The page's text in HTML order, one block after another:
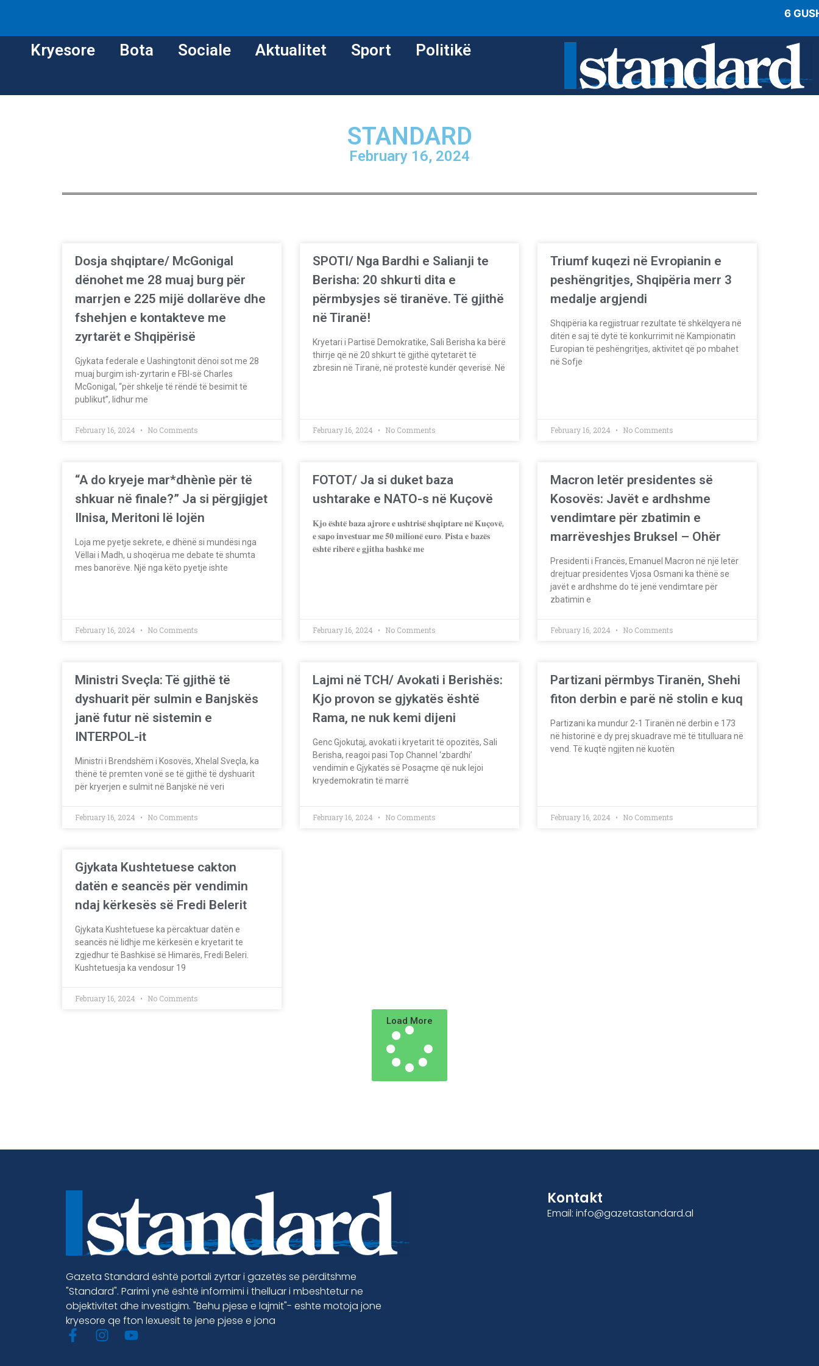
6
Kryesore Bota Sociale Aktualitet Sport Politikë
STANDARD
February 16, 2024
Dosja shqiptare/ McGonigal
dënohet me 28 muaj burg për
marrjen e 225 mijë dollarëve dhe
fshehjen e kontakteve me
zyrtarët e Shqipërisë
Gjykata federale e Uashingtonit dënoi sot me 28
muaj burgim ish-zyrtarin e FBI-së Charles
McGonigal, “për shkelje të rëndë të besimit të
publikut”, lidhur me
February 16, 2024 No Comments
SPOTI/ Nga Bardhi e Salianji te
Berisha: 20 shkurti dita e
përmbysjes së tiranëve. Të gjithë
në Tiranë!
Kryetari i Partisë Demokratike, Sali Berisha ka bërë
thirrje që në 20 shkurt të gjithë qytetarët të
zbresin në Tiranë, në protestë kundër qeverisë. Në
February 16, 2024 No Comments
Triumf kuqezi në Evropianin e
peshëngritjes, Shqipëria merr 3
medalje argjendi
Shqipëria ka regjistruar rezultate të shkëlqyera në
ditën e saj të dytë të konkurrimit në Kampionatin
Europian të peshëngritjes, aktivitet që po mbahet
në Sofje
February 16, 2024 No Comments
“A do kryeje mar*dhènìe për të
shkuar në finale?” Ja si përgjigjet
Ilnisa, Meritoni lë lojën
Loja me pyetje sekrete, e dhënë si mundësi nga
Vëllai i Madh, u shoqërua me debate të shumta
mes banorëve. Një nga këto pyetje ishte
February 16, 2024 No Comments
FOTOT/ Ja si duket baza
ushtarake e NATO-s në Kuçovë
𝐊𝐣𝐨 𝐞̈𝐬𝐡𝐭𝐞̈ 𝐛𝐚𝐳𝐚 𝐚𝐣𝐫𝐨𝐫𝐞 𝐞 𝐮𝐬𝐡𝐭𝐫𝐢𝐬𝐞̈ 𝐬𝐡𝐪𝐢𝐩𝐭𝐚𝐫𝐞 𝐧𝐞̈ 𝐊𝐮𝐜̧𝐨𝐯𝐞̈,
𝐞 𝐬𝐚𝐩𝐨 𝐢𝐧𝐯𝐞𝐬𝐭𝐮𝐚𝐫 𝐦𝐞 𝟓𝟎 𝐦𝐢𝐥𝐢𝐨𝐧𝐞̈ 𝐞𝐮𝐫𝐨. 𝐏𝐢𝐬𝐭𝐚 𝐞 𝐛𝐚𝐳𝐞̈𝐬
𝐞̈𝐬𝐡𝐭𝐞̈ 𝐫𝐢𝐛𝐞̈𝐫𝐞̈ 𝐞 𝐠𝐣𝐢𝐭𝐡𝐚 𝐛𝐚𝐬𝐡𝐤𝐞̈ 𝐦𝐞
February 16, 2024 No Comments
Macron letër presidentes së
Kosovës: Javët e ardhshme
vendimtare për zbatimin e
marrëveshjes Bruksel – Ohër
Presidenti i Francës, Emanuel Macron në një letër
drejtuar presidentes Vjosa Osmani ka thënë se
javët e ardhshme do të jenë vendimtare për
zbatimin e
February 16, 2024 No Comments
Ministri Sveçla: Të gjithë të
dyshuarit për sulmin e Banjskës
janë futur në sistemin e
INTERPOL-it
Ministri i Brendshëm i Kosovës, Xhelal Sveçla, ka
thënë të premten vonë se të gjithë të dyshuarit
për kryerjen e sulmit në Banjskë në veri
February 16, 2024 No Comments
Lajmi në TCH/ Avokati i Berishës:
Kjo provon se gjykatës është
Rama, ne nuk kemi dijeni
Genc Gjokutaj, avokati i kryetarit të opozitës, Sali
Berisha, reagoi pasi Top Channel ‘zbardhi’
vendimin e Gjykatës së Posaçme që nuk lejoi
kryedemokratin të marrë
February 16, 2024 No Comments
Partizani përmbys Tiranën, Shehi
fiton derbin e parë në stolin e kuq
Partizani ka mundur 2-1 Tiranën në derbin e 173
në historinë e dy prej skuadrave më të titulluara në
vend. Të kuqtë ngjiten në kuotën
February 16, 2024 No Comments
Gjykata Kushtetuese cakton
datën e seancës për vendimin
ndaj kërkesës së Fredi Belerit
Gjykata Kushtetuese ka përcaktuar datën e
seancës në lidhje me kërkesën e kryetarit te
zgjedhur të Bashkisë së Himarës, Fredi Beleri.
Kushtetuesja ka vendosur 19
February 16, 2024 No Comments
Load More
Gazeta Standard është portali zyrtar i gazetës se përditshme
"Standard". Parimi ynë është informimi i thelluar i mbeshtetur ne
objektivitet dhe investigim. "Behu pjese e lajmit"- eshte motoja jone
kryesore qe fton lexuesit te jene pjese e jona
Kontakt
Email: info@gazetastandard.al